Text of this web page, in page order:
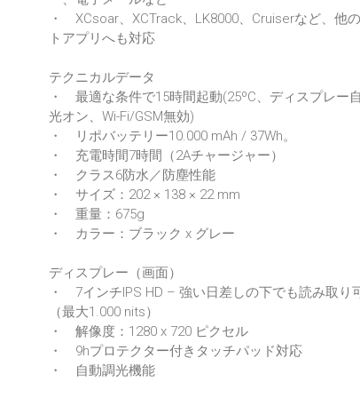
・ XCsoar、XCTrack、LK8000、Cruiserなど、他
トアプリへも対応
テクニカルデータ
・ 最適な条件で15時間起動(25ºC、ディスプレー
光オン、Wi-Fi/GSM無効)
・ リポバッテリー10.000 mAh / 37Wh。
・ 充電時間7時間（2Aチャージャー）
・ クラス6防水／防塵性能
・ サイズ：202 × 138 × 22 mm
・ 重量：675g
・ カラー：ブラック x グレー
ディスプレー（画面）
・ 7インチIPS HD – 強い日差しの下でも読み取り
（最大1.000 nits）
・ 解像度：1280 x 720 ピクセル
・ 9hプロテクター付きタッチパッド対応
・ 自動調光機能